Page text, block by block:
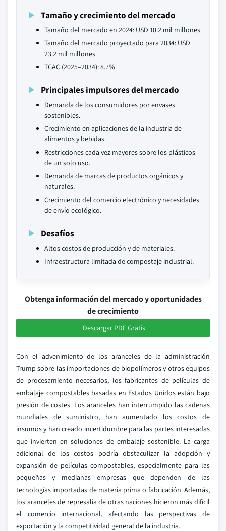
Tamaño y crecimiento del mercado
Tamaño del mercado en 2024: USD 10.2 mil millones
Tamaño del mercado proyectado para 2034: USD
23.2 mil millones
TCAC (2025–2034): 8.7%
Principales impulsores del mercado
Demanda de los consumidores por envases
sostenibles.
Crecimiento en aplicaciones de la industria de
alimentos y bebidas.
Restricciones cada vez mayores sobre los plásticos
de un solo uso.
Demanda de marcas de productos orgánicos y
naturales.
Crecimiento del comercio electrónico y necesidades
de envío ecológico.
Desafíos
Altos costos de producción y de materiales.
Infraestructura limitada de compostaje industrial.
Obtenga información del mercado y oportunidades
de crecimiento
Descargar PDF Gratis
Con el advenimiento de los aranceles de la administración
Trump sobre las importaciones de biopolímeros y otros equipos
de procesamiento necesarios, los fabricantes de películas de
embalaje compostables basadas en Estados Unidos están bajo
presión de costes. Los aranceles han interrumpido las cadenas
mundiales de suministro, han aumentado los costos de
insumos y han creado incertidumbre para las partes interesadas
que invierten en soluciones de embalaje sostenible. La carga
adicional de los costos podría obstaculizar la adopción y
expansión de películas compostables, especialmente para las
pequeñas y medianas empresas que dependen de las
tecnologías importadas de materia prima o fabricación. Además,
los aranceles de represalia de otras naciones hicieron más difícil
el comercio internacional, afectando las perspectivas de
exportación y la competitividad general de la industria.